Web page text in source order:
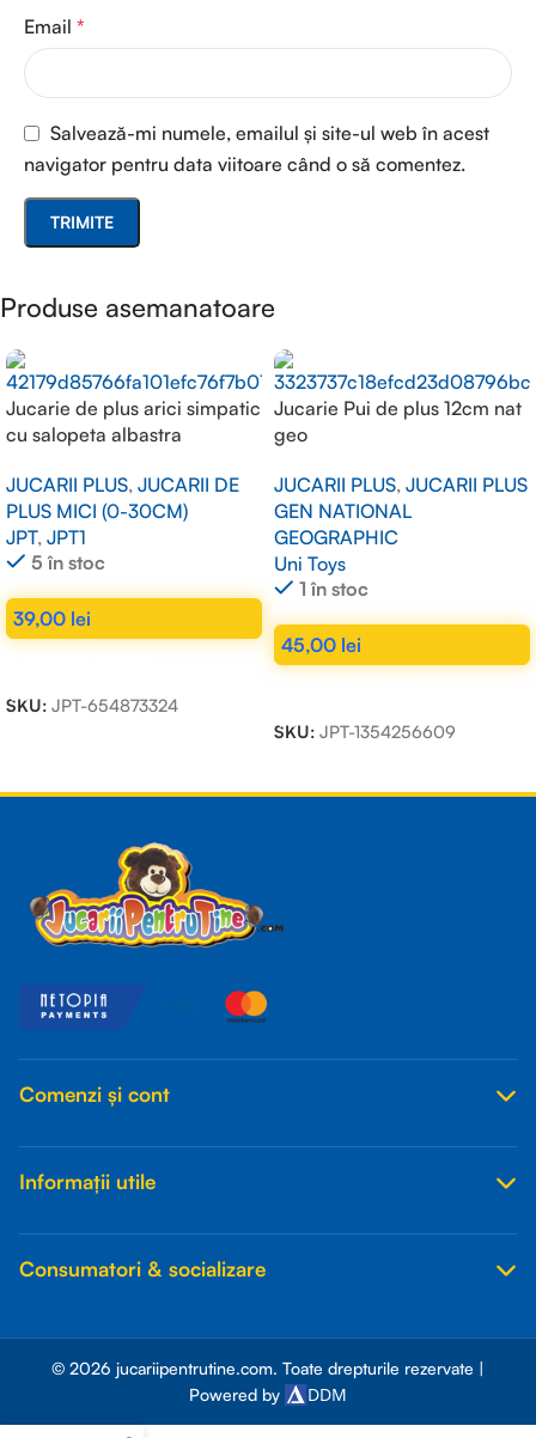
Email *
Salvează-mi numele, emailul și site-ul web în acest
navigator pentru data viitoare când o să comentez.
Produse asemanatoare
Jucarie de plus arici simpatic
cu salopeta albastra
JUCARII PLUS, JUCARII DE
PLUS MICI (0-30CM)
JPT, JPT1
5 în stoc
39,00 lei
SKU: JPT-654873324
Jucarie Pui de plus 12cm nat
geo
JUCARII PLUS, JUCARII PLUS
GEN NATIONAL
GEOGRAPHIC
Uni Toys
1 în stoc
45,00 lei
SKU: JPT-1354256609
Comenzi și cont
Informații utile
Consumatori & socializare
© 2026 jucariipentrutine.com. Toate drepturile rezervate |
Powered by
DDM